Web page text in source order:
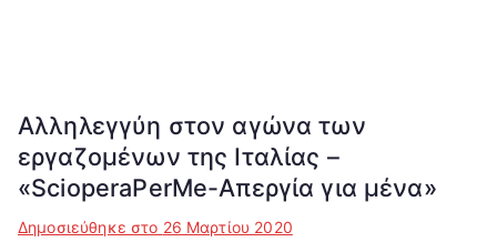
Ιδιωτική
Εκπαίδευσ
Αλληλεγγύη στον αγώνα των
εργαζομένων της Ιταλίας –
«ScioperaPerMe-Απεργία για μένα»
Δημοσιεύθηκε στο 26 Μαρτίου 2020